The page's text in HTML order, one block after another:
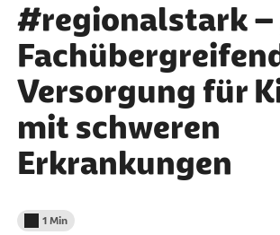
#regionalstark –
Versorgung für
mit schweren
Erkrankungen
Lesedauer weniger als
1 Min